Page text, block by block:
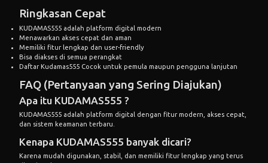
Ringkasan Cepat
KUDAMAS555 adalah platform digital modern
Menawarkan akses cepat dan aman
Memiliki fitur lengkap dan user-friendly
Bisa diakses di semua perangkat
Daftar Kudamas555 Cocok untuk pemula maupun pengguna lanjutan
FAQ (Pertanyaan yang Sering Diajukan)
Apa itu KUDAMAS555 ?
KUDAMAS555 adalah platform digital dengan fitur modern, akses cepat,
dan sistem keamanan terbaru.
Kenapa KUDAMAS555 banyak dicari?
Karena mudah digunakan, stabil, dan memiliki fitur lengkap yang terus